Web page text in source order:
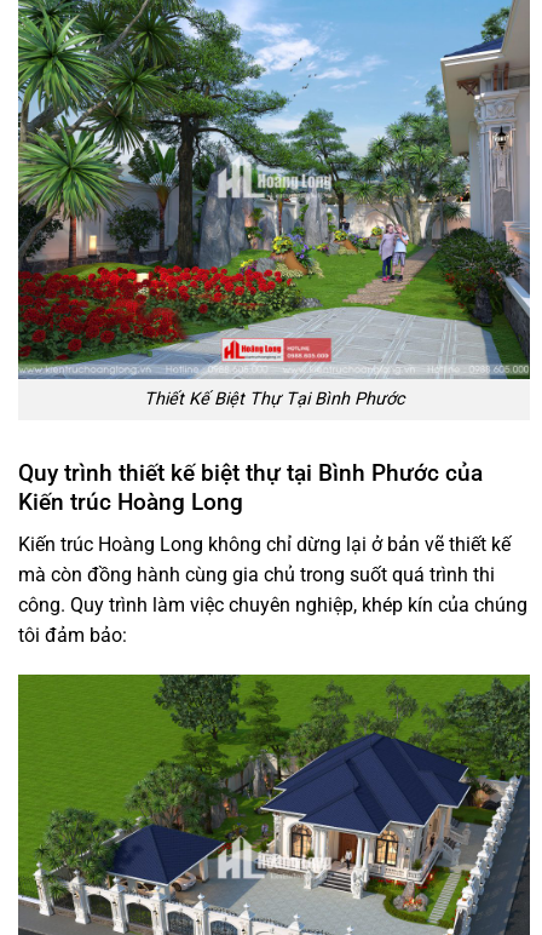
Thiết Kế Biệt Thự Tại Bình Phước
Quy trình thiết kế biệt thự tại Bình Phước của
Kiến trúc Hoàng Long
Kiến trúc Hoàng Long không chỉ dừng lại ở bản vẽ thiết kế
mà còn đồng hành cùng gia chủ trong suốt quá trình thi
công. Quy trình làm việc chuyên nghiệp, khép kín của chúng
tôi đảm bảo: